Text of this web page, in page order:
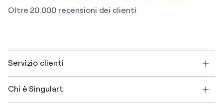
Oltre 20.000 recensioni dei clienti
Servizio clienti
Spedizione
Chi è Singulart